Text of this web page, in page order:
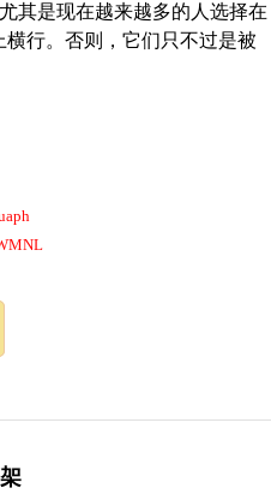
其是现在越来越多的人选择在
行。否则，它们只不过是被